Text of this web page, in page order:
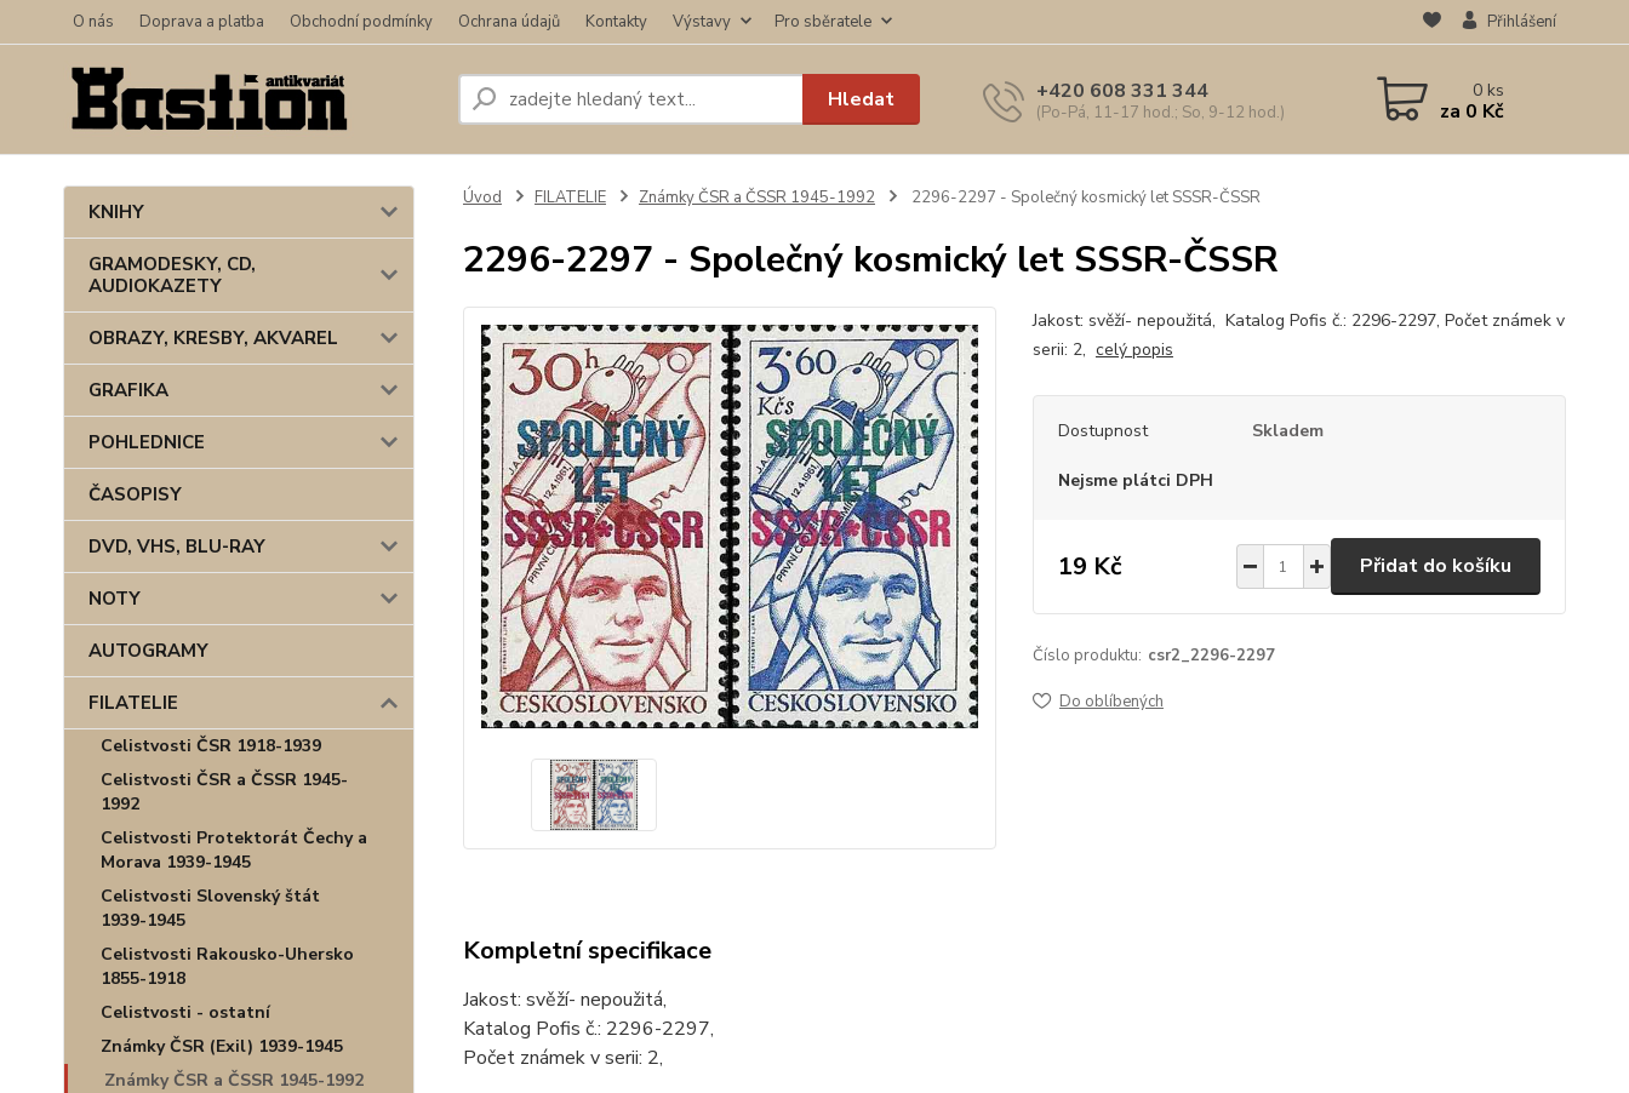
O nás Doprava a platba Obchodní podmínky Ochrana údajů Kontakty Výstavy Pro sběratele Přihlášení
Hledat +420 608 331 344
(Po-Pá, 11-17 hod.; So, 9-12 hod.)
0ks
za 0 Kč
KNIHY
GRAMODESKY, CD,
AUDIOKAZETY
OBRAZY, KRESBY, AKVAREL
GRAFIKA
POHLEDNICE
ČASOPISY
DVD, VHS, BLU-RAY
NOTY
AUTOGRAMY
FILATELIE
Celistvosti ČSR 1918-1939
Celistvosti ČSR a ČSSR 1945-
1992
Celistvosti Protektorát Čechy a
Morava 1939-1945
Celistvosti Slovenský štát
1939-1945
Celistvosti Rakousko-Uhersko
1855-1918
Celistvosti - ostatní
Známky ČSR (Exil) 1939-1945
Známky ČSR a ČSSR 1945-1992
Úvod FILATELIE Známky ČSR a ČSSR 1945-1992 2296-2297 - Společný kosmický let SSSR-ČSSR
2296-2297 - Společný kosmický let SSSR-ČSSR
Jakost: svěží- nepoužitá, Katalog Pofis č.: 2296-2297, Počet známek v
serii: 2, celý popis
Dostupnost Skladem
Nejsme plátci DPH
19 Kč Přidat do košíku
Číslo produktu: csr2_2296-2297
Do oblíbených
Kompletní specifikace
Jakost: svěží- nepoužitá,
Katalog Pofis č.: 2296-2297,
Počet známek v serii: 2,